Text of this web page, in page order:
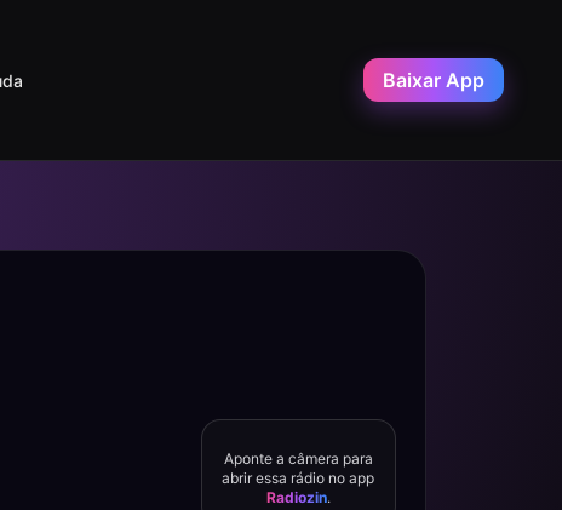
Baixar App
Aponte a câmera para
abrir essa rádio no app
Radiozin.